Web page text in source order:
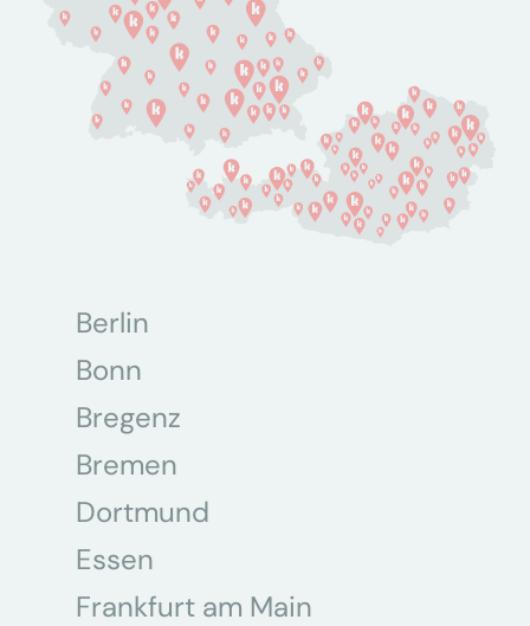
Berlin
Bonn
Bregenz
Bremen
Dortmund
Essen
Frankfurt am Main